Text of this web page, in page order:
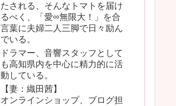
たされる、そんなトマトを届け
るべく、「愛∞無限大！」を合
言葉に夫婦二人三脚で日々励ん
でいる。
ドラマー、音響スタッフとして
も高知県内を中心に精力的に活
動している。
【妻：織田茜】
オンラインショップ、ブログ担